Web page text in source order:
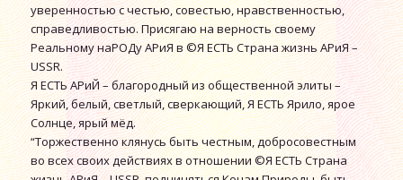
уверенностью с честью, совестью, нравственностью,
справедливостью. Присягаю на верность своему
Реальному наРОДу АРиЯ в ©Я ЕСТЬ Страна жизнь АРиЯ –
USSR.
Я ЕСТЬ АРиЙ – благородный из общественной элиты –
Яркий, белый, светлый, сверкающий, Я ЕСТЬ Ярило, ярое
Солнце, ярый мёд.
“Торжественно клянусь быть честным, добросовестным
во всех своих действиях в отношении ©Я ЕСТЬ Страна